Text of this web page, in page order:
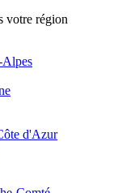
votre région
Alpes
d'Azur